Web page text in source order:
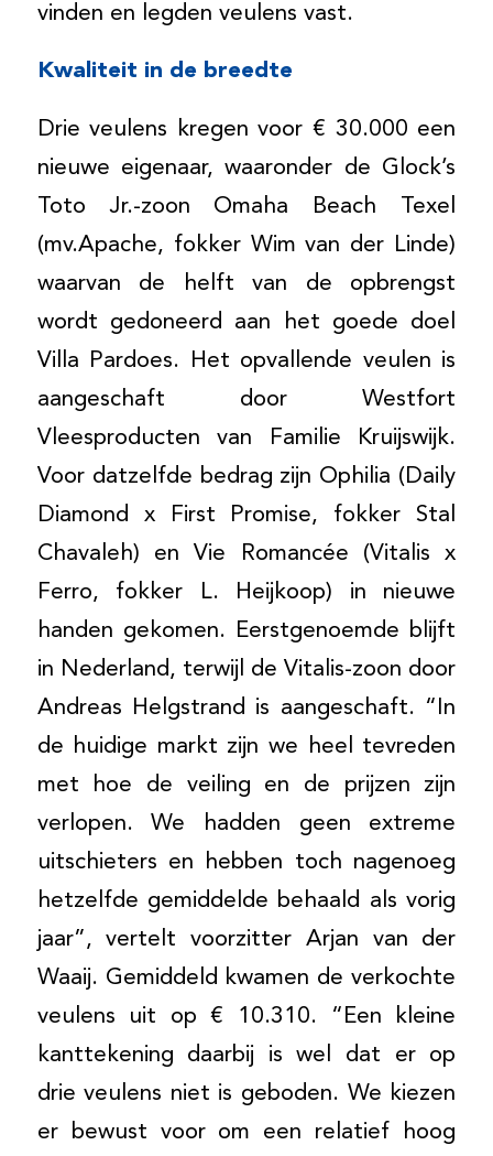
vinden en legden veulens vast.
Kwaliteit in de breedte
Drie veulens kregen voor € 30.000 een
nieuwe eigenaar, waaronder de Glock’s
Toto Jr.-zoon Omaha Beach Texel
(mv.Apache, fokker Wim van der Linde)
waarvan de helft van de opbrengst
wordt gedoneerd aan het goede doel
Villa Pardoes. Het opvallende veulen is
aangeschaft door Westfort
Vleesproducten van Familie Kruijswijk.
Voor datzelfde bedrag zijn Ophilia (Daily
Diamond x First Promise, fokker Stal
Chavaleh) en Vie Romancée (Vitalis x
Ferro, fokker L. Heijkoop) in nieuwe
handen gekomen. Eerstgenoemde blijft
in Nederland, terwijl de Vitalis-zoon door
Andreas Helgstrand is aangeschaft. “In
de huidige markt zijn we heel tevreden
met hoe de veiling en de prijzen zijn
verlopen. We hadden geen extreme
uitschieters en hebben toch nagenoeg
hetzelfde gemiddelde behaald als vorig
jaar”, vertelt voorzitter Arjan van der
Waaij. Gemiddeld kwamen de verkochte
veulens uit op € 10.310. “Een kleine
kanttekening daarbij is wel dat er op
drie veulens niet is geboden. We kiezen
er bewust voor om een relatief hoog